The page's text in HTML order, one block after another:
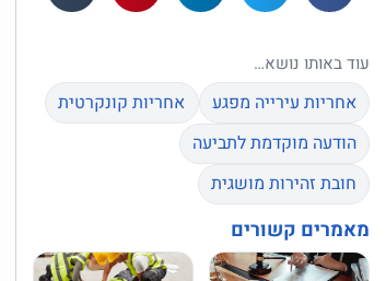
עוד באותו נושא…
אחריות עירייה מפגע
אחריות קונקרטית
הודעה מוקדמת לתביעה
חובת זהירות מושגית
מאמרים קשורים